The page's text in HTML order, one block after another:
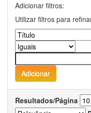
Adicionar filtros:
Utilizar filtros para
Resultados/Página